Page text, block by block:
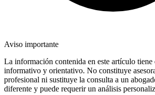
Aviso importante
La información contenida en este artículo tiene
informativo y orientativo. No constituye
profesional ni sustituye la consulta a un
diferente y puede requerir un análisis